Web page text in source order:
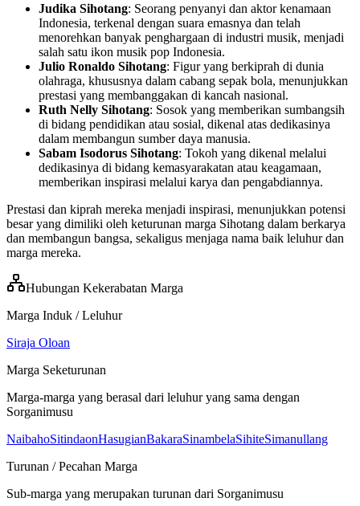
Judika Sihotang: Seorang penyanyi dan aktor kenamaan
Indonesia, terkenal dengan suara emasnya dan telah
menorehkan banyak penghargaan di industri musik, menjadi
salah satu ikon musik pop Indonesia.
Julio Ronaldo Sihotang: Figur yang berkiprah di dunia
olahraga, khususnya dalam cabang sepak bola, menunjukkan
prestasi yang membanggakan di kancah nasional.
Ruth Nelly Sihotang: Sosok yang memberikan sumbangsih
di bidang pendidikan atau sosial, dikenal atas dedikasinya
dalam membangun sumber daya manusia.
Sabam Isodorus Sihotang: Tokoh yang dikenal melalui
dedikasinya di bidang kemasyarakatan atau keagamaan,
memberikan inspirasi melalui karya dan pengabdiannya.
Prestasi dan kiprah mereka menjadi inspirasi, menunjukkan potensi
besar yang dimiliki oleh keturunan marga Sihotang dalam berkarya
dan membangun bangsa, sekaligus menjaga nama baik leluhur dan
marga mereka.
Hubungan Kekerabatan Marga
Marga Induk / Leluhur
Siraja Oloan
Marga Seketurunan
Marga-marga yang berasal dari leluhur yang sama dengan
Sorganimusu
NaibahoSitindaonHasugianBakaraSinambelaSihiteSimanullang
Turunan / Pecahan Marga
Sub-marga yang merupakan turunan dari Sorganimusu